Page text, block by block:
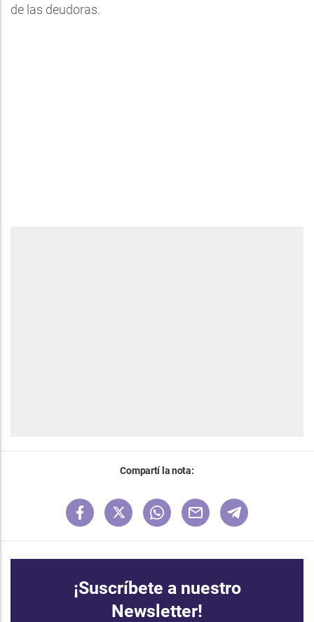
de las deudoras.
Compartí la nota:
¡Suscríbete a nuestro
Newsletter!